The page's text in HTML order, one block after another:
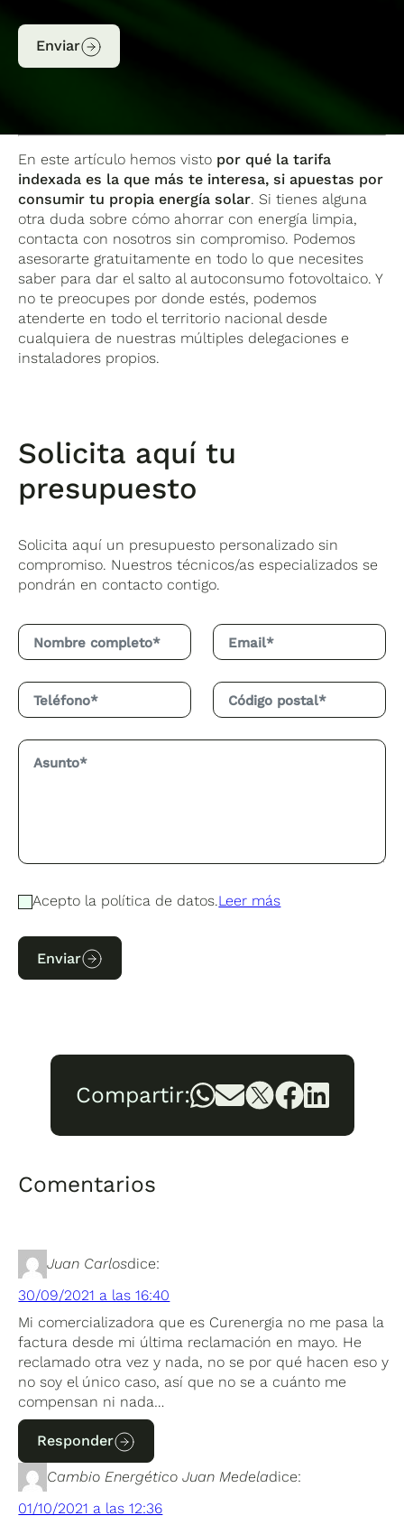
Enviar
En este artículo hemos visto por qué la tarifa
indexada es la que más te interesa, si apuestas por
consumir tu propia energía solar. Si tienes alguna
otra duda sobre cómo ahorrar con energía limpia,
contacta con nosotros sin compromiso. Podemos
asesorarte gratuitamente en todo lo que necesites
saber para dar el salto al autoconsumo fotovoltaico. Y
no te preocupes por donde estés, podemos
atenderte en todo el territorio nacional desde
cualquiera de nuestras múltiples delegaciones e
instaladores propios.
Solicita aquí tu
presupuesto
Solicita aquí un presupuesto personalizado sin
compromiso. Nuestros técnicos/as especializados se
pondrán en contacto contigo.
Acepto la política de datos.Leer más
Enviar
Compartir:
Comentarios
Juan Carlosdice:
30/09/2021 a las 16:40
Mi comercializadora que es Curenergia no me pasa la
factura desde mi última reclamación en mayo. He
reclamado otra vez y nada, no se por qué hacen eso y
no soy el único caso, así que no se a cuánto me
compensan ni nada…
Responder
Cambio Energético Juan Medeladice:
01/10/2021 a las 12:36